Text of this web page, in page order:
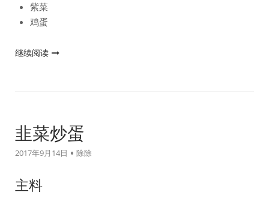
紫菜
鸡蛋
"紫
继续阅读
韭菜炒蛋
2017年9月14日 除除
主料